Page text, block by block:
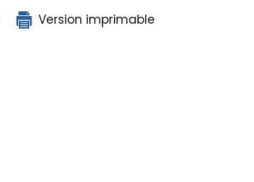
Version imprimable